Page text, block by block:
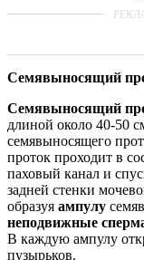
Семявыносящий
Семявыносящий
длиной около 40-50
семявыносящего
проток проходит в
паховый канал и
задней стенки
образуя ампулу
неподвижные
В каждую ампулу
пузырьков.